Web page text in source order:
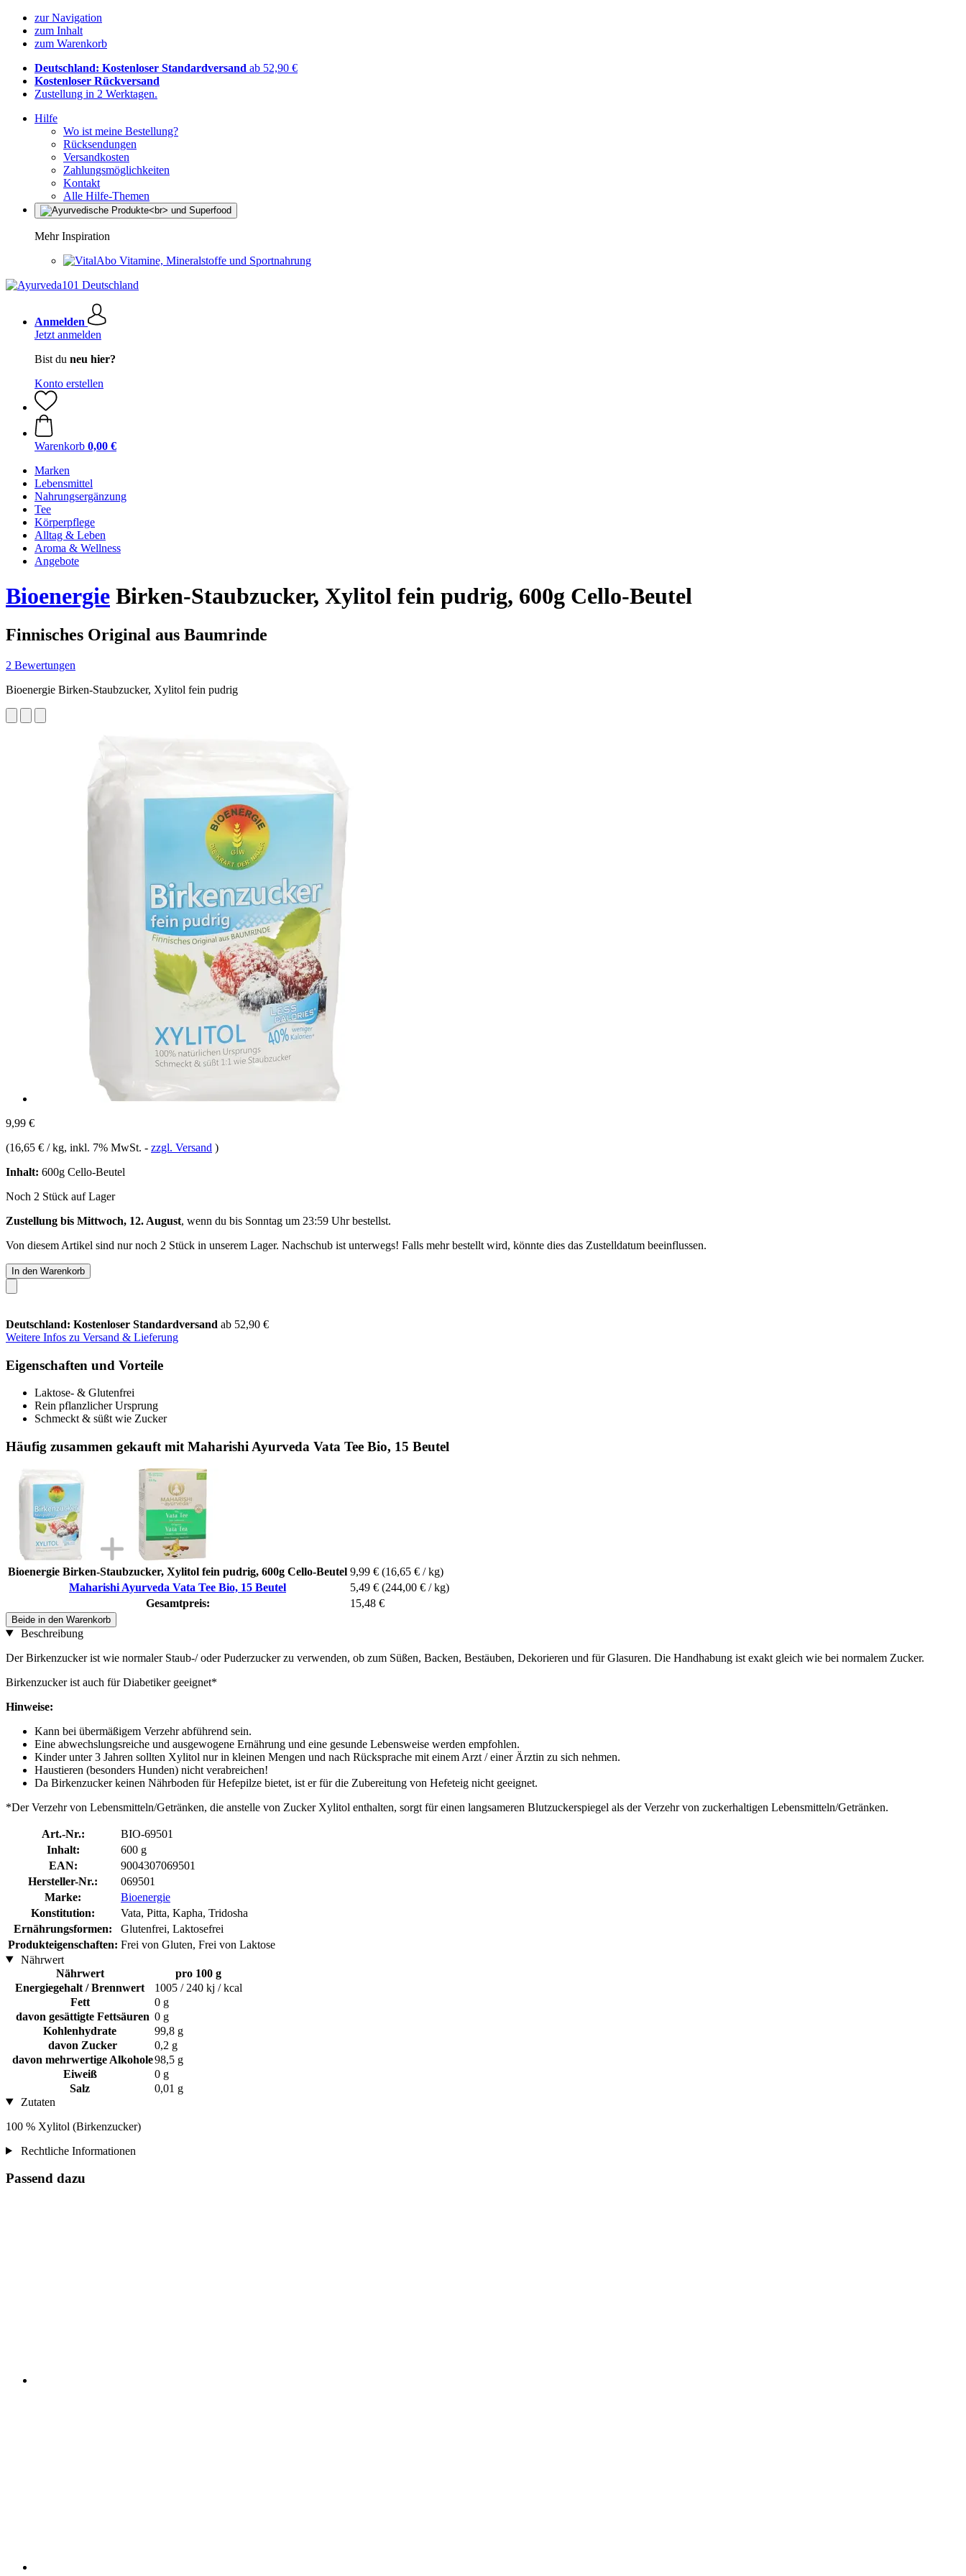
zur Navigation
zum Inhalt
zum Warenkorb
Deutschland: Kostenloser Standardversand ab 52,90 €
Kostenloser Rückversand
Zustellung in 2 Werktagen.
Hilfe
Wo ist meine Bestellung?
Rücksendungen
Versandkosten
Zahlungsmöglichkeiten
Kontakt
Alle Hilfe-Themen
Mehr Inspiration
Vitamine, Mineralstoffe und Sportnahrung
Anmelden
Jetzt anmelden
Bist du neu hier?
Konto erstellen
Warenkorb 0,00 €
Marken
Lebensmittel
Nahrungsergänzung
Tee
Körperpflege
Alltag & Leben
Aroma & Wellness
Angebote
Bioenergie Birken-Staubzucker, Xylitol fein pudrig, 600g Cello-Beutel
Finnisches Original aus Baumrinde
2 Bewertungen
Bioenergie Birken-Staubzucker, Xylitol fein pudrig
9,99 €
(16,65 € / kg, inkl. 7% MwSt. - zzgl. Versand )
Inhalt: 600g Cello-Beutel
Noch 2 Stück auf Lager
Zustellung bis Mittwoch, 12. August, wenn du bis Sonntag um 23:59 Uhrbestellst.
Von diesem Artikel sind nur noch 2 Stück in unserem Lager. Nachschub ist unterwegs! Falls mehr bestellt wird, könnte dies das Zustelldatum beeinflussen.
In den Warenkorb
Deutschland: Kostenloser Standardversand ab 52,90 €
Weitere Infos zu Versand & Lieferung
Eigenschaften und Vorteile
Laktose- & Glutenfrei
Rein pflanzlicher Ursprung
Schmeckt & süßt wie Zucker
Häufig zusammen gekauft mit Maharishi Ayurveda Vata Tee Bio, 15 Beutel
Bioenergie Birken-Staubzucker, Xylitol fein pudrig, 600g Cello-Beutel 9,99 € (16,65 € / kg)
Maharishi Ayurveda Vata Tee Bio, 15 Beutel
5,49 € (244,00 € / kg)
Gesamtpreis:
15,48 €
Beide in den Warenkorb
Beschreibung
Der Birkenzucker ist wie normaler Staub-/ oder Puderzucker zu verwenden, ob zum Süßen, Backen, Bestäuben, Dekorieren und für Glasuren. Die Handhabung ist exakt gleich wie bei normalem Zucker.
Birkenzucker ist auch für Diabetiker geeignet*
Hinweise:
Kann bei übermäßigem Verzehr abführend sein.
Eine abwechslungsreiche und ausgewogene Ernährung und eine gesunde Lebensweise werden empfohlen.
Kinder unter 3 Jahren sollten Xylitol nur in kleinen Mengen und nach Rücksprache mit einem Arzt / einer Ärztin zu sich nehmen.
Haustieren (besonders Hunden) nicht verabreichen!
Da Birkenzucker keinen Nährboden für Hefepilze bietet, ist er für die Zubereitung von Hefeteig nicht geeignet.
*Der Verzehr von Lebensmitteln/Getränken, die anstelle von Zucker Xylitol enthalten, sorgt für einen langsameren Blutzuckerspiegel als der Verzehr von zuckerhaltigen Lebensmitteln/Getränken.
Art.-Nr.:
BIO-69501
Inhalt:
600 g
EAN:
9004307069501
Hersteller-Nr.:
069501
Marke:
Bioenergie
Konstitution:
Vata, Pitta, Kapha, Tridosha
Ernährungsformen:
Glutenfrei, Laktosefrei
Produkteigenschaften: Frei von Gluten, Frei von Laktose
Nährwert
Nährwert
pro 100 g
Energiegehalt / Brennwert
1005 / 240 kj / kcal
Fett
0 g
davon gesättigte Fettsäuren 0 g
Kohlenhydrate
99,8 g
davon Zucker
0,2 g
davon mehrwertige Alkohole98,5 g
Eiweiß
0 g
Salz
0,01 g
Zutaten
100 % Xylitol (Birkenzucker)
Rechtliche Informationen
Passend dazu